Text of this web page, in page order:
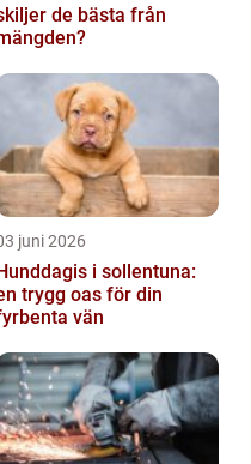
de bästa från
juni 2026
i sollentuna:
trygg oas för din
vän